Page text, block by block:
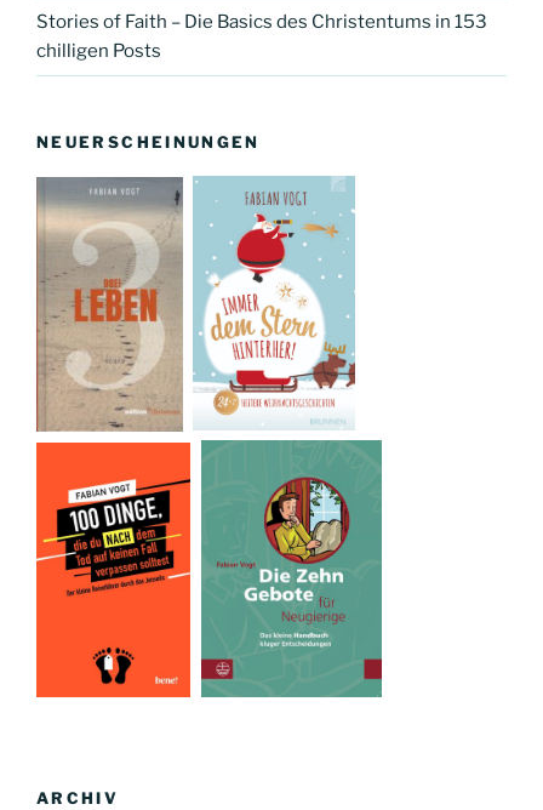
Stories of Faith – Die Basics des Christentums in 153
chilligen Posts
NEUERSCHEINUNGEN
ARCHIV